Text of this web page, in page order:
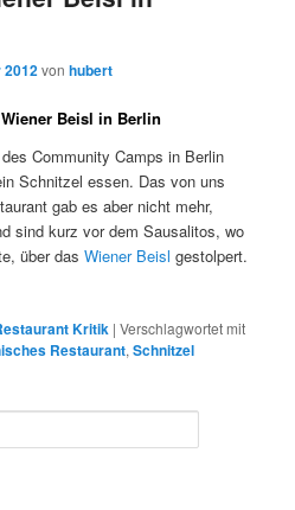
2012vonhubert
Beisl in Berlin
Community Camps in Berlin
Schnitzel essen. Das von uns
gab es aber nicht mehr,
sind kurz vor dem Sausalitos, wo
über dasWiener Beisl gestolpert.
Kritik |Verschlagwortet mit
Restaurant,Schnitzel